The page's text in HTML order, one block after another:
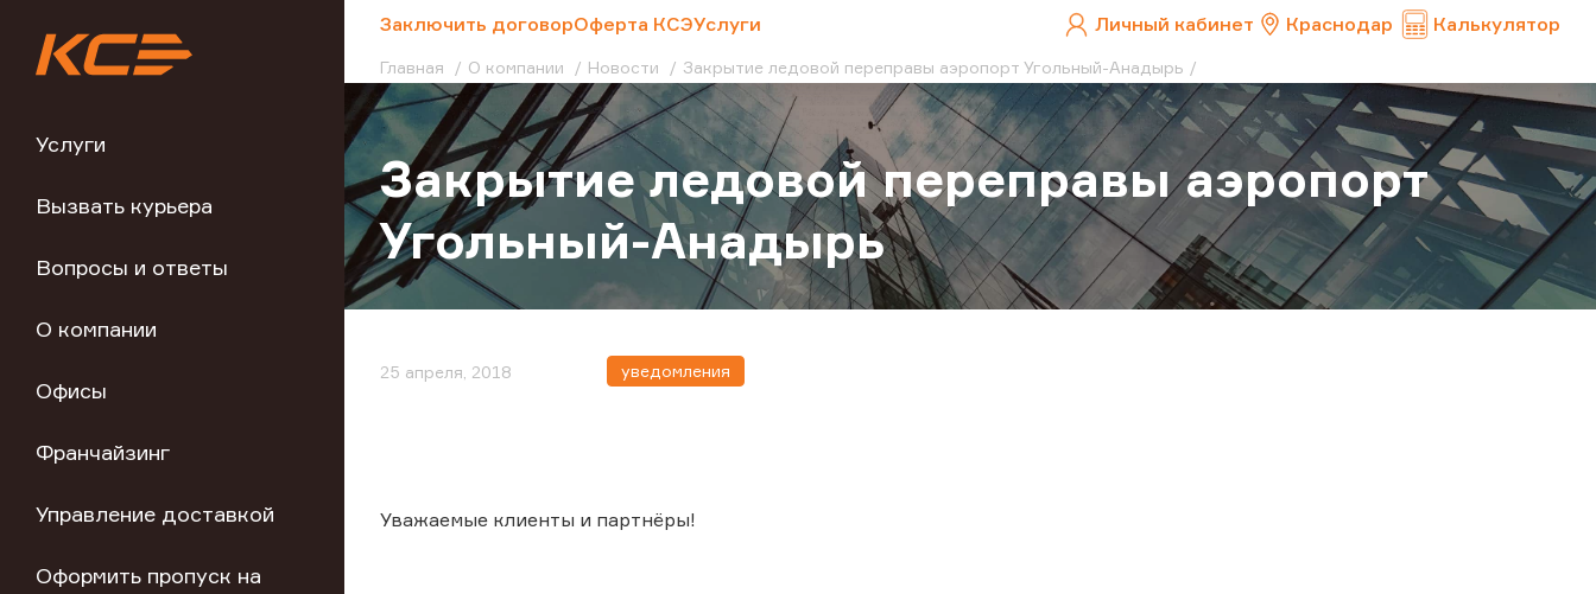
Услуги
Вызвать курьера
Вопросы и ответы
О компании
Офисы
Франчайзинг
Управление доставкой
Оформить пропуск на
Заключить договорОферта КСЭУслуги Личный кабинет Краснодар Калькулятор
Главная О компании Новости Закрытие ледовой переправы аэропорт Угольный-Анадырь
Закрытие ледовой переправы аэропорт
Угольный-Анадырь
25 апреля, 2018 уведомления
Уважаемые клиенты и партнёры!